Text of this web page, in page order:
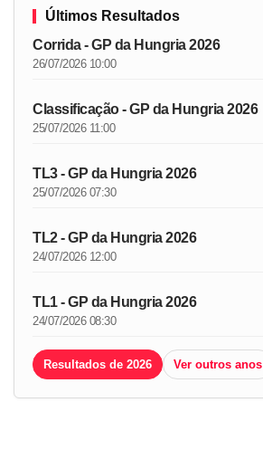
Últimos Resultados
Corrida - GP da Hungria 2026
26/07/2026 10:00
Classificação - GP da Hungria 2026
25/07/2026 11:00
TL3 - GP da Hungria 2026
25/07/2026 07:30
TL2 - GP da Hungria 2026
24/07/2026 12:00
TL1 - GP da Hungria 2026
24/07/2026 08:30
Resultados de 2026 Ver outros anos